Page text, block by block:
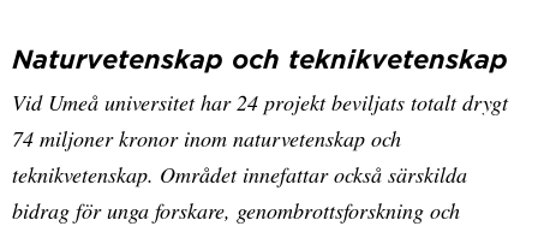
Naturvetenskap och teknikvetenskap
Vid Umeå universitet har 24 projekt beviljats totalt drygt
74 miljoner kronor inom naturvetenskap och
teknikvetenskap. Området innefattar också särskilda
bidrag för unga forskare, genombrottsforskning och